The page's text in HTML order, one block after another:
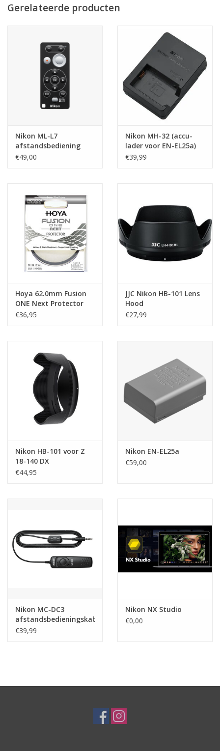
Gerelateerde producten
Nikon ML-L7
afstandsbediening
€49,00
Nikon MH-32 (accu-
lader voor EN-EL25a)
€39,99
Hoya 62.0mm Fusion
ONE Next Protector
€36,95
JJC Nikon HB-101 Lens
Hood
€27,99
Nikon HB-101 voor Z
18-140 DX
€44,95
Nikon EN-EL25a
€59,00
Nikon MC-DC3
afstandsbedieningskabel
€39,99
Nikon NX Studio
€0,00